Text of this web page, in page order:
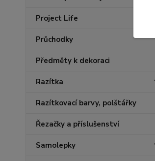
Project Life
Průchodky
Předměty k dekoraci
Razítka
Razítkovací barvy, polštářky
Řezačky a příslušenství
Samolepky